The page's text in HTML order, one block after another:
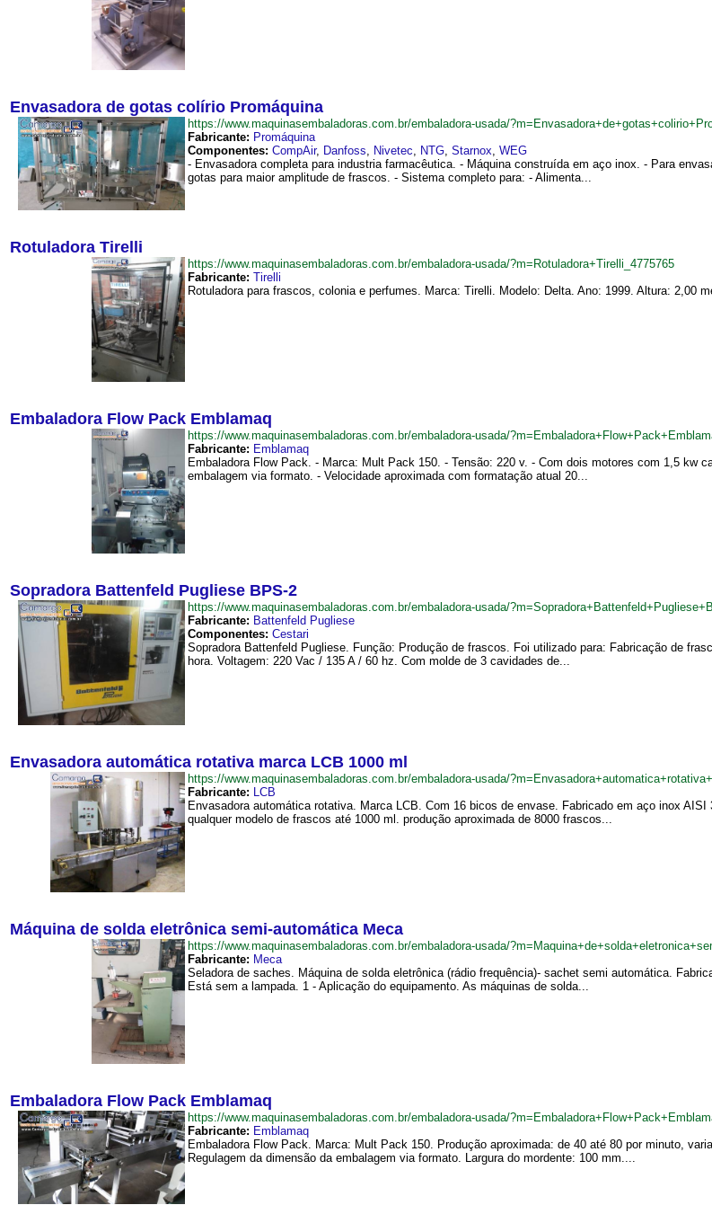
Envasadora de gotas colírio Promáquina
https://www.maquinasembaladoras.com.br/embaladora-usada/
Fabricante: Promáquina
Componentes: CompAir, Danfoss, Nivetec, NTG, Starnox, WEG
- Envasadora completa para industria farmacêutica. - Máquina construída em aço inox. - Para
gotas para maior amplitude de frascos. - Sistema completo para: - Alimenta...
Rotuladora Tirelli
https://www.maquinasembaladoras.com.br/embaladora-usada/?m=Rotuladora+Tirelli_4775765
Fabricante: Tirelli
Rotuladora para frascos, colonia e perfumes. Marca: Tirelli. Modelo: Delta. Ano: 1999. Altura:
Embaladora Flow Pack Emblamaq
https://www.maquinasembaladoras.com.br/embaladora-usada/
Fabricante: Emblamaq
Embaladora Flow Pack. - Marca: Mult Pack 150. - Tensão: 220 v. - Com dois motores com 1,5 kw
embalagem via formato. - Velocidade aproximada com formatação atual 20...
Sopradora Battenfeld Pugliese BPS-2
https://www.maquinasembaladoras.com.br/embaladora-usada/
Fabricante: Battenfeld Pugliese
Componentes: Cestari
Sopradora Battenfeld Pugliese. Função: Produção de frascos. Foi utilizado para: Fabricação de
hora. Voltagem: 220 Vac / 135 A / 60 hz. Com molde de 3 cavidades de...
Envasadora automática rotativa marca LCB 1000 ml
https://www.maquinasembaladoras.com.br/embaladora-usada/
Fabricante: LCB
Envasadora automática rotativa. Marca LCB. Com 16 bicos de envase. Fabricado em aço inox
qualquer modelo de frascos até 1000 ml. produção aproximada de 8000 frascos...
Máquina de solda eletrônica semi-automática Meca
https://www.maquinasembaladoras.com.br/embaladora-usada/
Fabricante: Meca
Seladora de saches. Máquina de solda eletrônica (rádio frequência)- sachet semi automática.
Está sem a lampada. 1 - Aplicação do equipamento. As máquinas de solda...
Embaladora Flow Pack Emblamaq
https://www.maquinasembaladoras.com.br/embaladora-usada/
Fabricante: Emblamaq
Embaladora Flow Pack. Marca: Mult Pack 150. Produção aproximada: de 40 até 80 por minuto,
Regulagem da dimensão da embalagem via formato. Largura do mordente: 100 mm....